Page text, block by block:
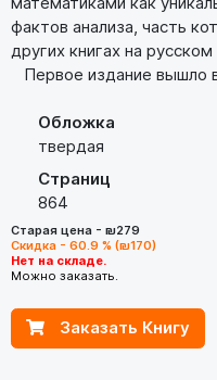
фактов анализа, часть
других книгах на
Первое издание вышло
Обложка
твердая
Страниц
864
Старая цена - ₪279
Скидка - 60.9 % (₪170)
Нет на складе.
Можно заказать.
Заказать Книгу